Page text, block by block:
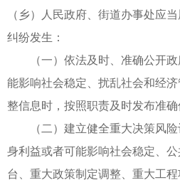
（乡）人民政府、街道办事处应
纠纷发生：
（一）依法及时、准确公开
能影响社会稳定、扰乱社会和经
整信息时，按照职责及时发布准确
（二）建立健全重大决策风
身利益或者可能影响社会稳定、
台、重大政策制定调整、重大工